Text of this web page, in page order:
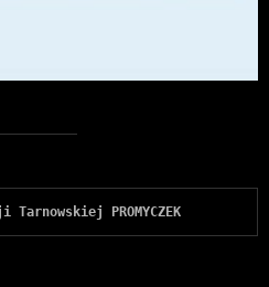
Tarnowskiej PROMYCZEK